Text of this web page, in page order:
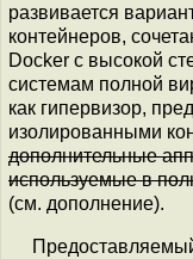
развивается
контейнеров,
Docker с высокой
системам полной
как гипервизор,
изолированными
дополнительные
используемые в
(см. дополнение).